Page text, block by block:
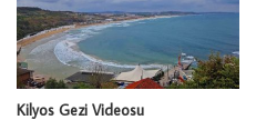
Kilyos Gezi Videosu